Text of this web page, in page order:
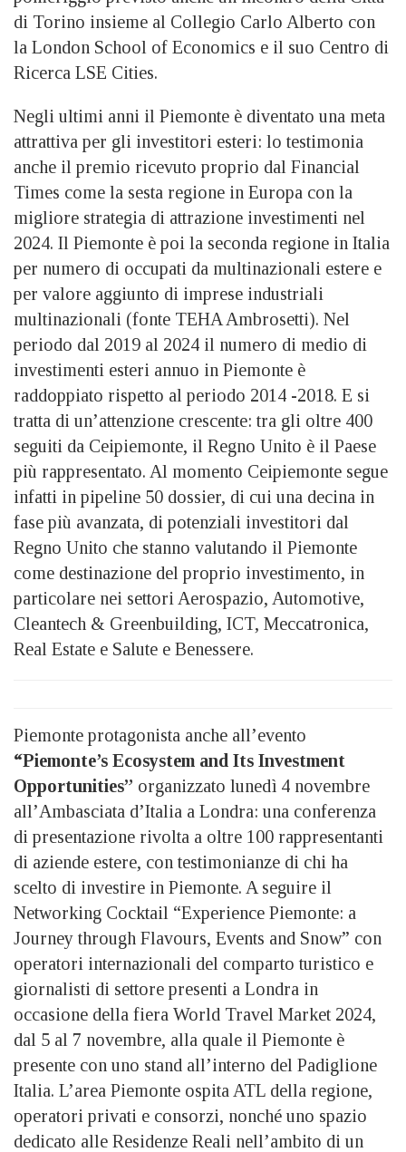
di Torino insieme al Collegio Carlo Alberto con
la London School of Economics e il suo Centro di
Ricerca LSE Cities.
Negli ultimi anni il Piemonte è diventato una meta
attrattiva per gli investitori esteri: lo testimonia
anche il premio ricevuto proprio dal Financial
Times come la sesta regione in Europa con la
migliore strategia di attrazione investimenti nel
2024. Il Piemonte è poi la seconda regione in Italia
per numero di occupati da multinazionali estere e
per valore aggiunto di imprese industriali
multinazionali (fonte TEHA Ambrosetti). Nel
periodo dal 2019 al 2024 il numero di medio di
investimenti esteri annuo in Piemonte è
raddoppiato rispetto al periodo 2014 -2018. E si
tratta di un’attenzione crescente: tra gli oltre 400
seguiti da Ceipiemonte, il Regno Unito è il Paese
più rappresentato. Al momento Ceipiemonte segue
infatti in pipeline 50 dossier, di cui una decina in
fase più avanzata, di potenziali investitori dal
Regno Unito che stanno valutando il Piemonte
come destinazione del proprio investimento, in
particolare nei settori Aerospazio, Automotive,
Cleantech & Greenbuilding, ICT, Meccatronica,
Real Estate e Salute e Benessere.
Piemonte protagonista anche all’evento
“Piemonte’s Ecosystem and Its Investment
Opportunities” organizzato lunedì 4 novembre
all’Ambasciata d’Italia a Londra: una conferenza
di presentazione rivolta a oltre 100 rappresentanti
di aziende estere, con testimonianze di chi ha
scelto di investire in Piemonte. A seguire il
Networking Cocktail “Experience Piemonte: a
Journey through Flavours, Events and Snow” con
operatori internazionali del comparto turistico e
giornalisti di settore presenti a Londra in
occasione della fiera World Travel Market 2024,
dal 5 al 7 novembre, alla quale il Piemonte è
presente con uno stand all’interno del Padiglione
Italia. L’area Piemonte ospita ATL della regione,
operatori privati e consorzi, nonché uno spazio
dedicato alle Residenze Reali nell’ambito di un